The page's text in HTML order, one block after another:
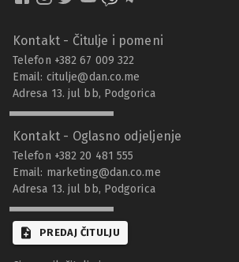
Kontakt - Čitulje i pomeni
Telefon +382 67 009 322
Email: citulje@dan.co.me
Adresa 13. jul bb, Podgorica
Kontakt - Oglasno odjeljenje
Telefon +382 20 481 555
Email: marketing@dan.co.me
Adresa 13. jul bb, Podgorica
PREDAJ ČITULJU